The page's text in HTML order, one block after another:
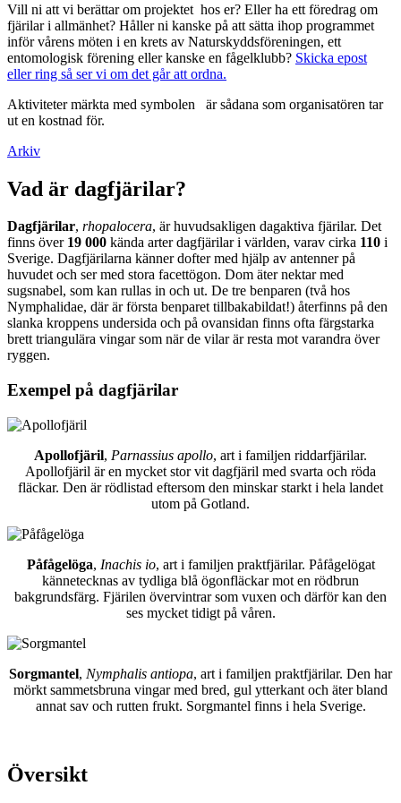
Vill ni att vi berättar om projektet hos er? Eller ha ett föredrag om
fjärilar i allmänhet? Håller ni kanske på att sätta ihop programmet
inför vårens möten i en krets av Naturskyddsföreningen, ett
entomologisk förening eller kanske en fågelklubb? Skicka epost
eller ring så ser vi om det går att ordna.
Aktiviteter märkta med symbolen
är sådana som organisatören tar
ut en kostnad för.
Arkiv
Vad är dagfjärilar?
Dagfjärilar, rhopalocera, är huvudsakligen dagaktiva fjärilar. Det
finns över 19 000 kända arter dagfjärilar i världen, varav cirka 110 i
Sverige. Dagfjärilarna känner dofter med hjälp av antenner på
huvudet och ser med stora facettögon. Dom äter nektar med
sugsnabel, som kan rullas in och ut. De tre benparen (två hos
Nymphalidae, där är första benparet tillbakabildat!) återfinns på den
slanka kroppens undersida och på ovansidan finns ofta färgstarka
brett triangulära vingar som när de vilar är resta mot varandra över
ryggen.
Exempel på dagfjärilar
Apollofjäril, Parnassius apollo, art i familjen riddarfjärilar.
Apollofjäril är en mycket stor vit dagfjäril med svarta och röda
fläckar. Den är rödlistad eftersom den minskar starkt i hela landet
utom på Gotland.
Påfågelöga, Inachis io, art i familjen praktfjärilar. Påfågelögat
kännetecknas av tydliga blå ögonfläckar mot en rödbrun
bakgrundsfärg. Fjärilen övervintrar som vuxen och därför kan den
ses mycket tidigt på våren.
Sorgmantel, Nymphalis antiopa, art i familjen praktfjärilar. Den har
mörkt sammetsbruna vingar med bred, gul ytterkant och äter bland
annat sav och rutten frukt. Sorgmantel finns i hela Sverige.
Översikt